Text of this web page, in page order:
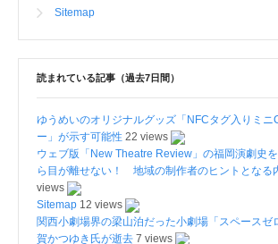
Sitemap
読まれている記事（過去7日間）
ゆうめいのオリジナルグッズ「NFCタグ入りミニ
ー」が示す可能性 22 views
ウェブ版「New Theatre Review」の福岡演劇史
ら目が離せない！ 地域の制作者のヒントとなる
views
Sitemap 12 views
関西小劇場界の梁山泊だった小劇場「スペースゼ
賀かつゆき氏が逝去 7 views